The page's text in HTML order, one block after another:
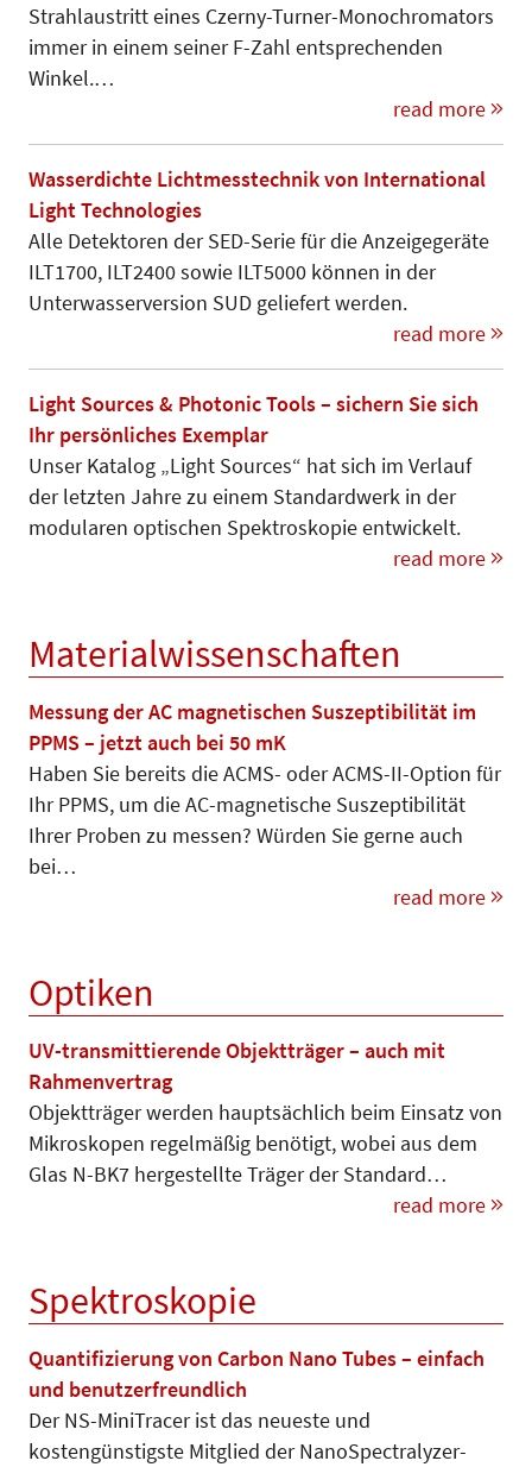
Strahlaustritt eines Czerny-Turner-Monochromators
immer in einem seiner F-Zahl entsprechenden
Winkel.…
read more
Wasserdichte Lichtmesstechnik von International
Light Technologies
Alle Detektoren der SED-Serie für die Anzeigegeräte
ILT1700, ILT2400 sowie ILT5000 können in der
Unterwasserversion SUD geliefert werden.
read more
Light Sources & Photonic Tools – sichern Sie sich
Ihr persönliches Exemplar
Unser Katalog „Light Sources“ hat sich im Verlauf
der letzten Jahre zu einem Standardwerk in der
modularen optischen Spektroskopie entwickelt.
read more
Materialwissenschaften
Messung der AC magnetischen Suszeptibilität im
PPMS – jetzt auch bei 50 mK
Haben Sie bereits die ACMS- oder ACMS-II-Option für
Ihr PPMS, um die AC-magnetische Suszeptibilität
Ihrer Proben zu messen? Würden Sie gerne auch
bei…
read more
Optiken
UV-transmittierende Objektträger – auch mit
Rahmenvertrag
Objektträger werden hauptsächlich beim Einsatz von
Mikroskopen regel­mä­­ßig benötigt, wobei aus dem
Glas N-BK7 hergestellte Träger der Stan­dard…
read more
Spektroskopie
Quantifizierung von Carbon Nano Tubes – einfach
und benutzerfreundlich
Der NS-MiniTracer ist das neueste und
kostengünstigste Mitglied der NanoSpectralyzer-